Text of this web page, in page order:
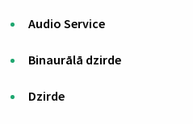
Audio Service
Binaurālā dzirde
Dzirde